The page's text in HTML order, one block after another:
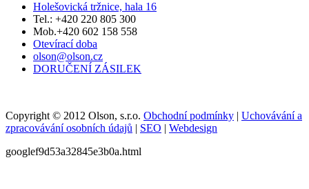
Holešovická tržnice, hala 16
Tel.: +420 220 805 300
Mob.+420 602 158 558
Otevírací doba
olson@olson.cz
DORUČENÍ ZÁSILEK
Copyright © 2012 Olson, s.r.o. Obchodní podmínky | Uchovávání a
zpracovávání osobních údajů | SEO | Webdesign
googlef9d53a32845e3b0a.html